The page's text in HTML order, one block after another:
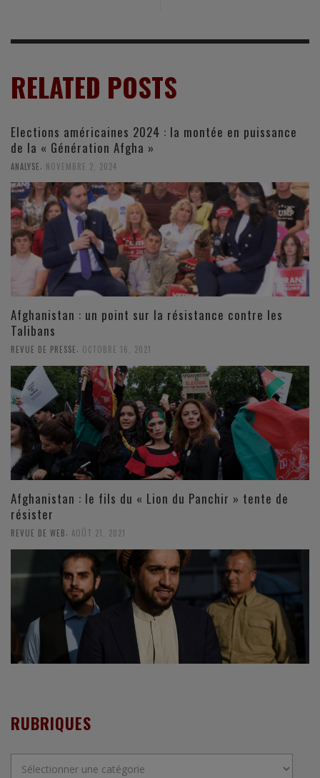
RELATED POSTS
Elections américaines 2024 : la montée en puissance
de la « Génération Afgha »
ANALYSE NOVEMBRE 2, 2024
Afghanistan : un point sur la résistance contre les
Talibans
REVUE DE PRESSE, OCTOBRE 16, 2021
Afghanistan : le fils du « Lion du Panchir » tente de
résister
REVUE DE WEB, AOÛT 21, 2021
RUBRIQUES